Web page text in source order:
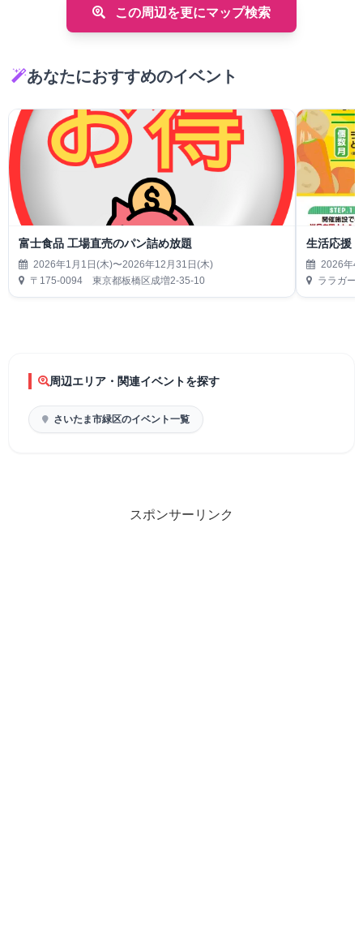
この周辺を更にマップ検索
あなたにおすすめのイベント
富士食品 工場直売のパン詰め放題
2026年1月1日(木)〜2026年12月31日(木)
〒175-0094 東京都板橋区成増2-35-10
生活応援
2026年4
ララガー
周辺エリア・関連イベントを探す
さいたま市緑区のイベント一覧
スポンサーリンク